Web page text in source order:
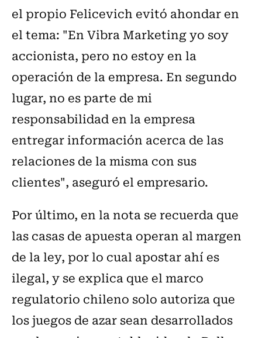
el propio Felicevich evitó ahondar en
el tema: "En Vibra Marketing yo soy
accionista, pero no estoy en la
operación de la empresa. En segundo
lugar, no es parte de mi
responsabilidad en la empresa
entregar información acerca de las
relaciones de la misma con sus
clientes", aseguró el empresario.
Por último, en la nota se recuerda que
las casas de apuesta operan al margen
de la ley, por lo cual apostar ahí es
ilegal, y se explica que el marco
regulatorio chileno solo autoriza que
los juegos de azar sean desarrollados